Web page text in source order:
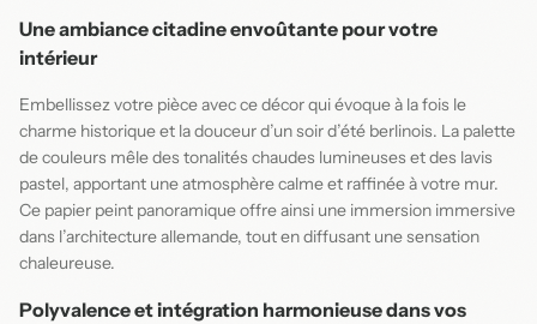
Une ambiance citadine envoûtante pour votre
intérieur
Embellissez votre pièce avec ce décor qui évoque à la fois le
charme historique et la douceur d’un soir d’été berlinois. La palette
de couleurs mêle des tonalités chaudes lumineuses et des lavis
pastel, apportant une atmosphère calme et raffinée à votre mur.
Ce papier peint panoramique offre ainsi une immersion immersive
dans l’architecture allemande, tout en diffusant une sensation
chaleureuse.
Polyvalence et intégration harmonieuse dans vos